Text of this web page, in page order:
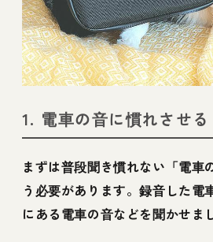
1. 電車の音に慣れさせる
まずは普段聞き慣れない「電車
う必要があります。録音した電
にある電車の音などを聞かせま